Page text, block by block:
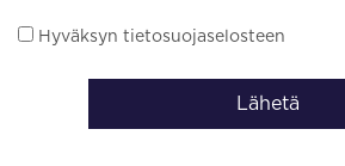
Hyväksyn tietosuojaselosteen
Lähetä